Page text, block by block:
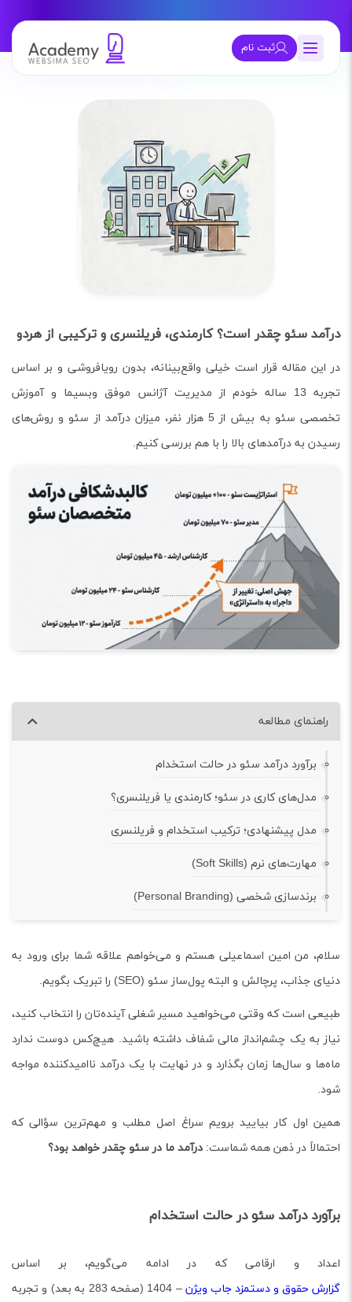
ثبت نام
درآمد سئو چقدر است؟ کارمندی، فریلنسری و ترکیبی از هردو
در این مقاله قرار است خیلی واقع‌بینانه، بدون رویافروشی و بر اساس
تجربه 13 ساله خودم از مدیریت آژانس موفق وبسیما و آموزش
تخصصی سئو به بیش از 5 هزار نفر، میزان درآمد از سئو و روش‌های
رسیدن به درآمدهای بالا را با هم بررسی کنیم.
راهنمای مطالعه
برآورد درآمد سئو در حالت استخدام
مدل‌های کاری در سئو؛ کارمندی یا فریلنسری؟
مدل پیشنهادی؛ ترکیب استخدام و فریلنسری
مهارت‌های نرم (Soft Skills)
برندسازی شخصی (Personal Branding)
سلام، من امین اسماعیلی هستم و می‌خواهم علاقه شما برای ورود به
دنیای جذاب، پرچالش و البته پول‌ساز سئو (SEO) را تبریک بگویم.
طبیعی است که وقتی می‌خواهید مسیر شغلی آینده‌تان را انتخاب کنید،
نیاز به یک چشم‌انداز مالی شفاف داشته باشید. هیچ‌کس دوست ندارد
ماه‌ها و سال‌ها زمان بگذارد و در نهایت با یک درآمد ناامیدکننده مواجه
شود.
همین اول کار بیایید برویم سراغ اصل مطلب و مهم‌ترین سؤالی که
احتمالاً در ذهن همه شماست: درآمد ما در سئو چقدر خواهد بود؟
برآورد درآمد سئو در حالت استخدام
اعداد و ارقامی که در ادامه می‌گویم، بر اساس
گزارش حقوق و دستمزد جاب ویژن
– 1404 (صفحه 283 به بعد) و تجربه